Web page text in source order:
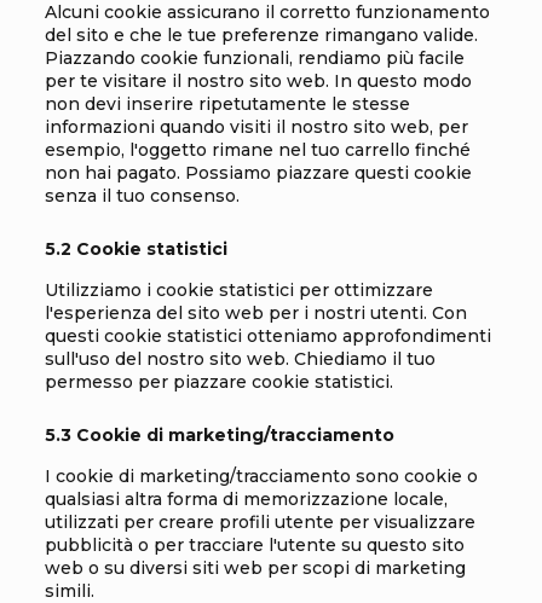
Alcuni cookie assicurano il corretto funzionamento
del sito e che le tue preferenze rimangano valide.
Piazzando cookie funzionali, rendiamo più facile
per te visitare il nostro sito web. In questo modo
non devi inserire ripetutamente le stesse
informazioni quando visiti il nostro sito web, per
esempio, l'oggetto rimane nel tuo carrello finché
non hai pagato. Possiamo piazzare questi cookie
senza il tuo consenso.
5.2 Cookie statistici
Utilizziamo i cookie statistici per ottimizzare
l'esperienza del sito web per i nostri utenti. Con
questi cookie statistici otteniamo approfondimenti
sull'uso del nostro sito web. Chiediamo il tuo
permesso per piazzare cookie statistici.
5.3 Cookie di marketing/tracciamento
I cookie di marketing/tracciamento sono cookie o
qualsiasi altra forma di memorizzazione locale,
utilizzati per creare profili utente per visualizzare
pubblicità o per tracciare l'utente su questo sito
web o su diversi siti web per scopi di marketing
simili.